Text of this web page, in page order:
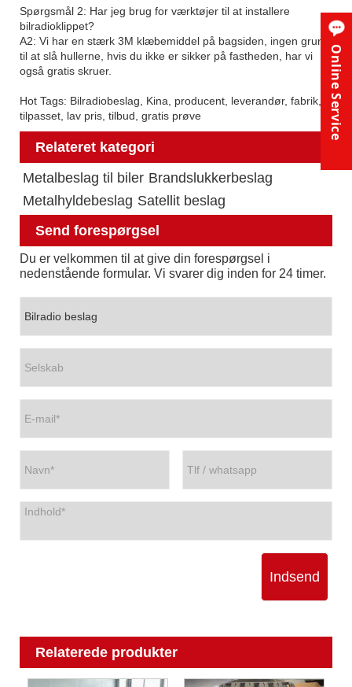
Spørgsmål 2: Har jeg brug for værktøjer til at installere
bilradioklippet?
A2: Vi har en stærk 3M klæbemiddel på bagsiden, ingen grund
til at slå hullerne, hvis du ikke er sikker på fastheden, har vi
også gratis skruer.
Hot Tags: Bilradiobeslag, Kina, producent, leverandør, fabrik,
tilpasset, lav pris, tilbud, gratis prøve
Relateret kategori
Metalbeslag til biler Brandslukkerbeslag
Metalhyldebeslag Satellit beslag
Send forespørgsel
Du er velkommen til at give din forespørgsel i
nedenstående formular. Vi svarer dig inden for 24 timer.
Indsend
Relaterede produkter
Online Service